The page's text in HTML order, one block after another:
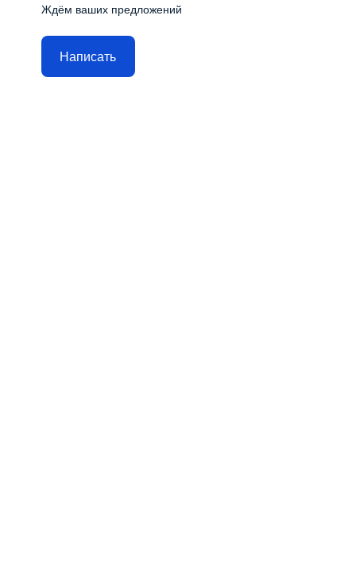
Ждём ваших предложений
Написать